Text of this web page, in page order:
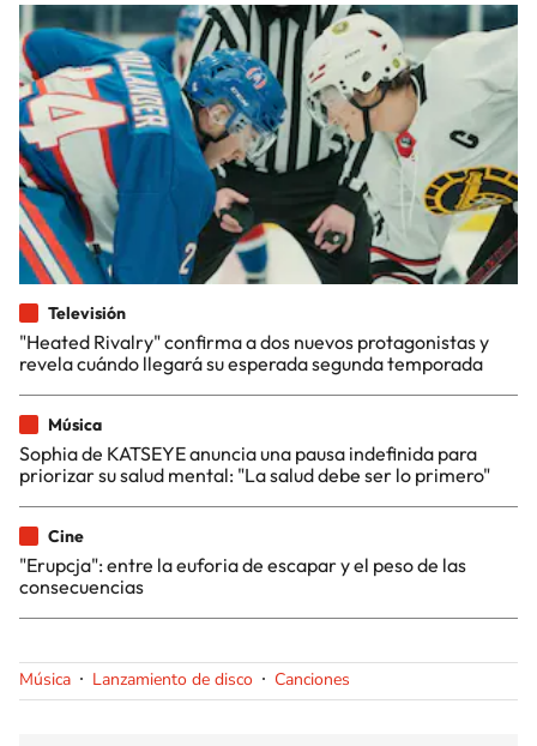
Televisión
"Heated Rivalry" confirma a dos nuevos protagonistas y
revela cuándo llegará su esperada segunda temporada
Música
Sophia de KATSEYE anuncia una pausa indefinida para
priorizar su salud mental: "La salud debe ser lo primero"
Cine
"Erupcja": entre la euforia de escapar y el peso de las
consecuencias
Música Lanzamiento de disco Canciones